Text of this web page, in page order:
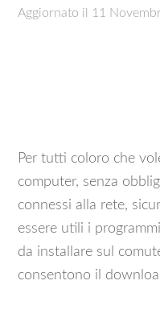
Aggiornato il 11
Per tutti coloro che
computer, senza
connessi alla rete,
essere utili i
da installare sul
consentono il